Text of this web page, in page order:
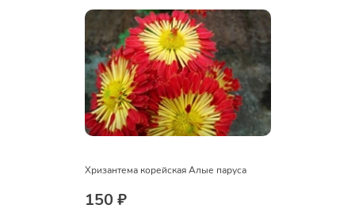
Хризантема корейская Алые паруса
150 ₽